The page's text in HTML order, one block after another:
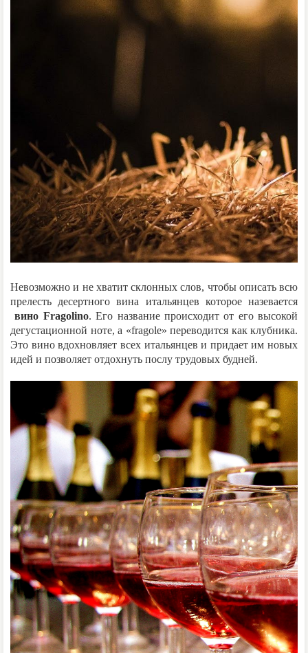
Невозможно и не хватит склонных слов, чтобы описать всю
прелесть десертного вина итальянцев которое назевается
вино Fragolino. Его название происходит от его высокой
дегустационной ноте, а «fragole» переводится как клубника.
Это вино вдохновляет всех итальянцев и придает им новых
идей и позволяет отдохнуть послу трудовых будней.